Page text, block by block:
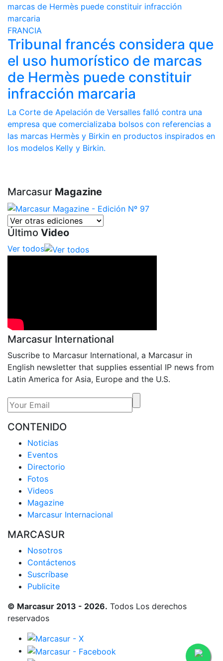
FRANCIA
Tribunal francés considera que
el uso humorístico de marcas
de Hermès puede constituir
infracción marcaria
La Corte de Apelación de Versalles falló contra una
empresa que comercializaba bolsos con referencias a
las marcas Hermès y Birkin en productos inspirados en
los modelos Kelly y Birkin.
Marcasur Magazine
Último Video
Ver todos
Marcasur International
Suscribe to Marcasur International, a Marcasur in
English newsletter that supplies essential IP news from
Latin America for Asia, Europe and the U.S.
CONTENIDO
Noticias
Eventos
Directorio
Fotos
Videos
Magazine
Marcasur Internacional
MARCASUR
Nosotros
Contáctenos
Suscríbase
Publicite
© Marcasur 2013 - 2026. Todos Los derechos
reservados